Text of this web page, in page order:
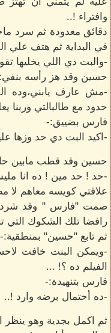
وافتراء !..
دقائق معدودة ثم سرد
في البداية ثم هتف علي
-والبت دي اللي يخليها
حسين وقد هز رأسه
-مش عارف يابني،وده
حدود مع طالبالتي وربنا
فارس بضييق:-
-اكيد البت دي حد وزها
حسين وقد قطب مابين
-حد ! حد مين ! ده انا
علاقتي كويسه معاهم
صمت "فارس " وقد شرد
رافضا تلك الشكوك
ثم تابع "حسين" بمنطقية:-
-ويمكن البنت خافت
الفيلم ده ؟! ...
فارس بتنهيدة:-
-ده أحتمال برضه وارد !..
ثم اكمل بجدية وهو